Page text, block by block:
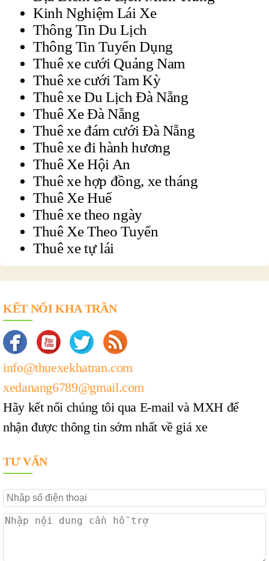
Kinh Nghiệm Lái Xe
Thông Tin Du Lịch
Thông Tin Tuyển Dụng
Thuê xe cưới Quảng Nam
Thuê xe cưới Tam Kỳ
Thuê xe Du Lịch Đà Nẵng
Thuê Xe Đà Nẵng
Thuê xe đám cưới Đà Nẵng
Thuê xe đi hành hương
Thuê Xe Hội An
Thuê xe hợp đồng, xe tháng
Thuê Xe Huế
Thuê xe theo ngày
Thuê Xe Theo Tuyến
Thuê xe tự lái
KẾT NỐI KHA TRẦN
info@thuexekhatran.com
xedanang6789@gmail.com
Hãy kết nối chúng tôi qua E-mail và MXH để
nhận được thông tin sớm nhất về giá xe
TƯ VẤN